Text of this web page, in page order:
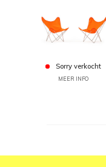
Sorry verkocht
MEER INFO